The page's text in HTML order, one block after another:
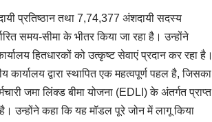
प्रतिष्ठान तथा 7,74,377 अंशदायी सदस्य
समय-सीमा के भीतर किया जा रहा है। उन्होंने
हितधारकों को उत्कृष्ट सेवाएं प्रदान कर रहा है।
द्वारा स्थापित एक महत्वपूर्ण पहल है, जिसका
जमा लिंक्ड बीमा योजना (EDLI) के अंतर्गत प्राप्त
उन्होंने कहा कि यह मॉडल पूरे जोन में लागू किया